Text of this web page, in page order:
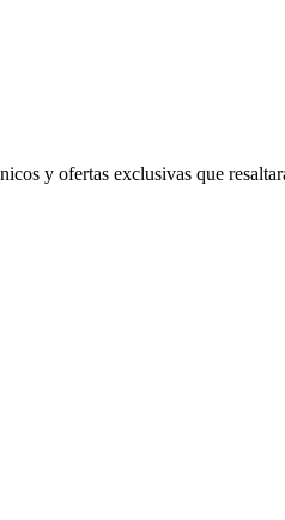
y ofertas exclusivas que